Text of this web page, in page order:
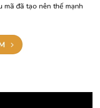
mã đã tạo nên thế mạnh